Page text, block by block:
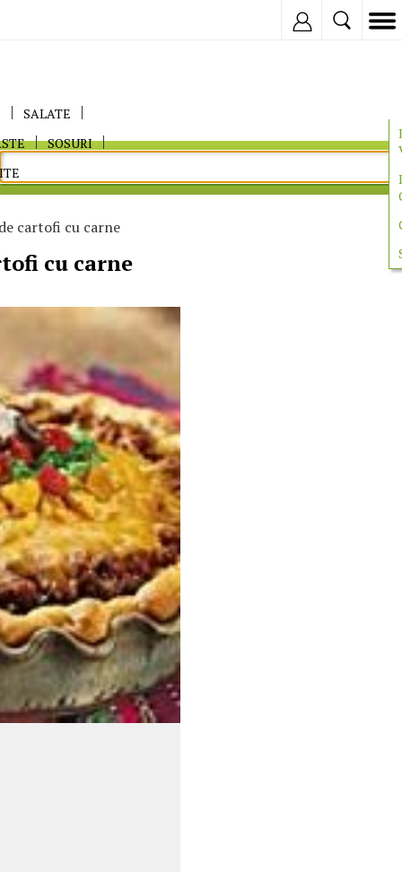
SALATE
SOSURI
cartofi cu carne
cu carne